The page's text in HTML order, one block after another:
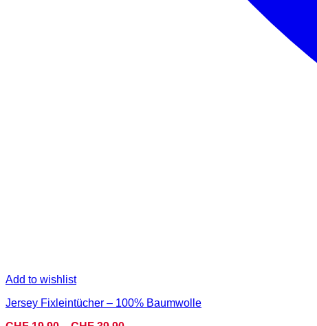
Add to wishlist
Jersey Fixleintücher – 100% Baumwolle